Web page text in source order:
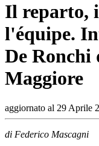
Il reparto,
l'équipe.
De Ronchi
Maggiore
aggiornato al 29 Aprile
di Federico Mascagni